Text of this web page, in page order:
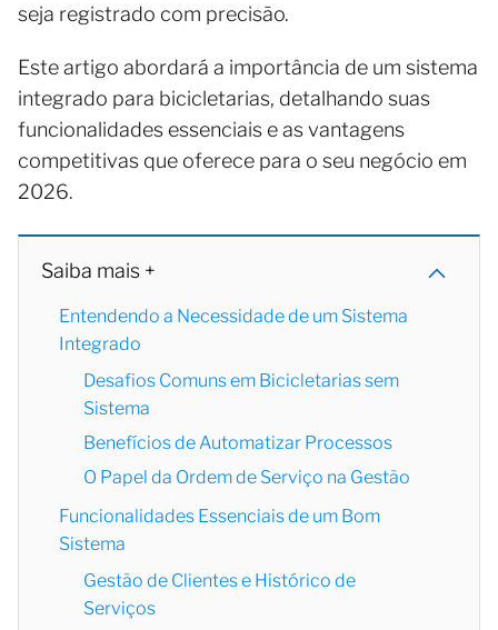
seja registrado com precisão.
Este artigo abordará a importância de um sistema
integrado para bicicletarias, detalhando suas
funcionalidades essenciais e as vantagens
competitivas que oferece para o seu negócio em
2026.
Saiba mais +
Entendendo a Necessidade de um Sistema
Integrado
Desafios Comuns em Bicicletarias sem
Sistema
Benefícios de Automatizar Processos
O Papel da Ordem de Serviço na Gestão
Funcionalidades Essenciais de um Bom
Sistema
Gestão de Clientes e Histórico de
Serviços